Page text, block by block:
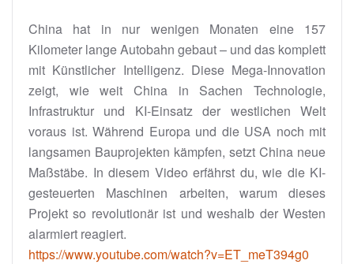
China hat in nur wenigen Monaten eine 157
Kilometer lange Autobahn gebaut – und das komplett
mit Künstlicher Intelligenz. Diese Mega-Innovation
zeigt, wie weit China in Sachen Technologie,
Infrastruktur und KI-Einsatz der westlichen Welt
voraus ist. Während Europa und die USA noch mit
langsamen Bauprojekten kämpfen, setzt China neue
Maßstäbe. In diesem Video erfährst du, wie die KI-
gesteuerten Maschinen arbeiten, warum dieses
Projekt so revolutionär ist und weshalb der Westen
alarmiert reagiert.
https://www.youtube.com/watch?v=ET_meT394g0